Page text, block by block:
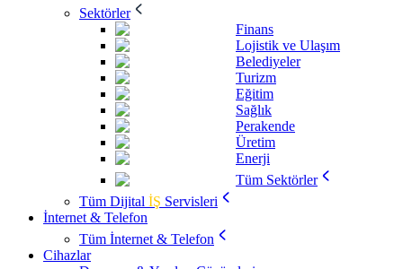
Sektörler
Finans
Lojistik ve Ulaşım
Belediyeler
Turizm
Eğitim
Sağlık
Perakende
Üretim
Enerji
Tüm Sektörler
Tüm Dijital İŞ Servisleri
İnternet & Telefon
Tüm İnternet & Telefon
Cihazlar